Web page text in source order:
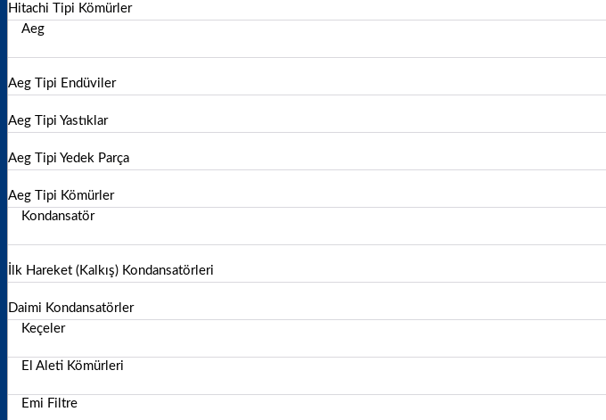
Hitachi Tipi Kömürler
Aeg
Aeg Tipi Endüviler
Aeg Tipi Yastıklar
Aeg Tipi Yedek Parça
Aeg Tipi Kömürler
Kondansatör
İlk Hareket (Kalkış) Kondansatörleri
Daimi Kondansatörler
Keçeler
El Aleti Kömürleri
Emi Filtre